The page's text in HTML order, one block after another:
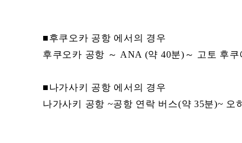
■후쿠오카 공항 에서의 경우
후쿠오카 공항 ～ ANA (약 40분)～ 고토 후
■나가사키 공항 에서의 경우
나가사키 공항 ~공항 연락 버스(약 35분)~